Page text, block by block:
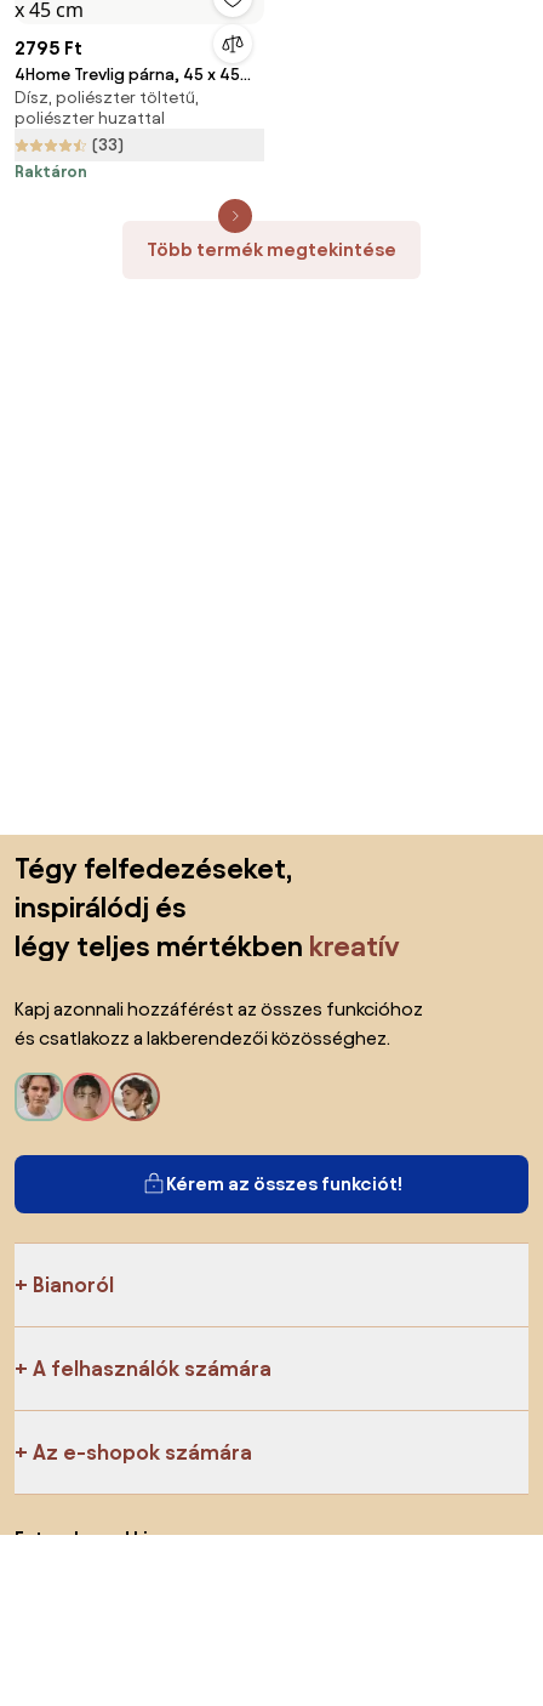
2795 Ft
4Home Trevlig párna, 45 x 45
cm
Dísz, poliészter töltetű,
poliészter huzattal
(33)
Raktáron
Több termék megtekintése
Tégy felfedezéseket,
inspirálódj és
légy teljes mértékben kreatív
Kapj azonnali hozzáférést az összes funkcióhoz
és csatlakozz a lakberendezői közösséghez.
Kérem az összes funkciót!
Bianoról
A felhasználók számára
Az e-shopok számára
Ezt ne hagyd ki: